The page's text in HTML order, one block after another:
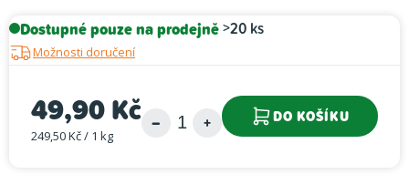
Dostupné pouze na prodejně>20 ks
Možnosti doručení
49,90 Kč
Měrná cena:
249,50 Kč / 1 kg
DO KOŠÍKU